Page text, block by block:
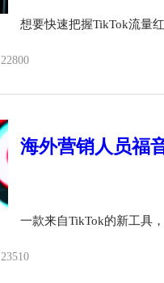
想要快速把握TikTok流量
22800
海外营销人员福
一款来自TikTok的新工具
23510